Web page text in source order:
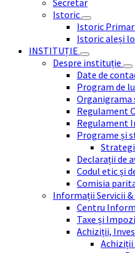
Secretar
Istoric
Istoric
Istoric aleși
INSTITUȚIE
Despre instituție
Date de
Program de
Regulament
Regulament
Programe și
Declarații de
Codul etic și
Comisia
Informații Servicii
Centru
Taxe și
Achiziții,
Achiziții